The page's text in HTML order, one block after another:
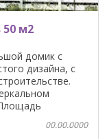
м2
домик с
дизайна, с
00.00.0000